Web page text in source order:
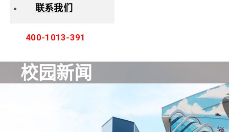
联系我们
400-1013-391
校园新闻